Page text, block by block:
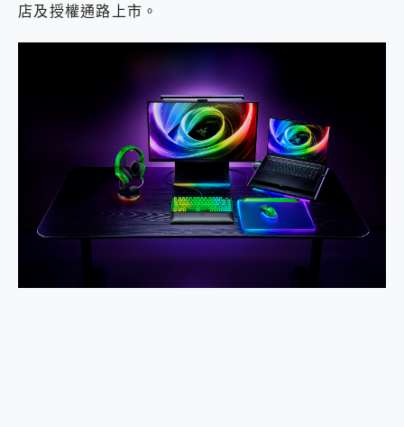
動靜皆宜「HUAWEI FreeArc」開放式耳掛耳機，無感配戴! 超穩超服貼，音質、通話也很優質
好玩好拍 vivo V50 ~ 口袋裡的 Zeiss 潮流攝影棚!
25種洗烘模式一機搞定! Roborock 衣莉莎白 H1 Neo分子篩洗脫烘 AI 滾筒洗衣機
給 MSI Claw 系列電競掌機 最完美的家 MSI Nest Docking Station 掌機專屬擴充底座 開箱 評測
B&O 精品級音響! Home+ 中嘉寬頻 SoundBox 劇院串流盒 開箱 評測
2億 APO蔡司長焦神機降臨~ vivo X200 Pro、vivo X200 就是這麼好拍
EaseUS Vocal Remover 免費線上去聲器一鍵去除人聲 人聲 音樂分離 2024 消除人聲推薦
3 個超值 MHN 飛人工具分享~~ iToolab AnyGo 魔物獵人 Now飛人 ios教學 不出門也可以到處走
Locawhere AnyTo 寶可夢飛人 AnyTo 不出門也可以飛遍全世界
小體積 40000mAh 超大容量 一次充5個設備 充好充滿 CUKTECH 酷態科 300W 微型充電站 開箱 評測
97.3% 恢復率，資料救援就是這麼簡單 EaseUS Data Recovery Wizard Free 18.0.0 業界最好的資料救援軟體
磁碟系統大風吹 有了 磁碟管理程式 EaseUS Partition Master 就是這麼簡單
店及授權通路上市。